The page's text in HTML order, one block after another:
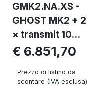
GMK2.NA.XS -
GHOST MK2 + 2
× transmit 10...
€ 6.851,70
Prezzo di listino da
scontare (IVA esclusa)